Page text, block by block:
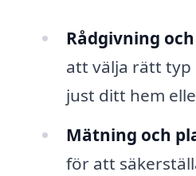
Rådgivning
att välja rätt typ
just ditt hem
Mätning och
för att